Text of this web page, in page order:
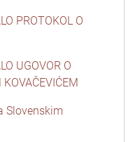
PROTOKOL O
UGOVOR O
Slovenskim